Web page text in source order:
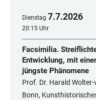
Dienstag 7.7.2026
20:15 Uhr
Facsimilia.
Entwicklung, mit
jüngste Phänomene
Prof. Dr. Harald
Bonn,